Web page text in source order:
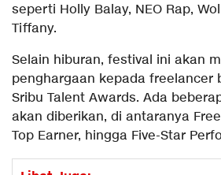
seperti Holly Balay, NEO Rap,
Tiffany.
Selain hiburan, festival ini akan
penghargaan kepada freelancer
Sribu Talent Awards. Ada
akan diberikan, di antaranya
Top Earner, hingga Five-Star